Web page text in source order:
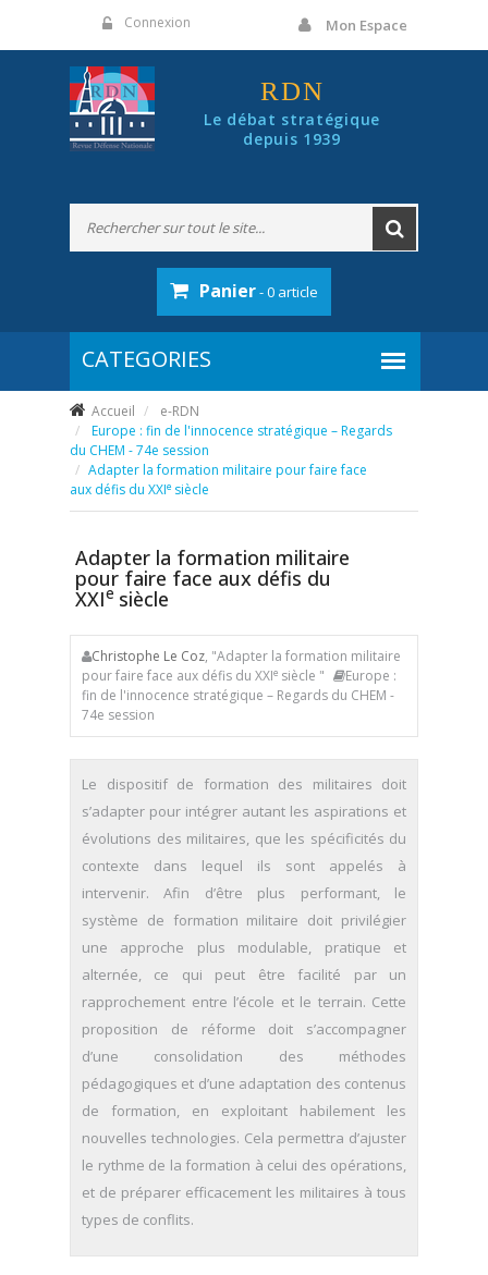
Connexion Mon Espace
RDN
Le débat stratégique
depuis 1939
Panier- 0 article
Accueil
e-RDN
Europe : fin de l'innocence stratégique – Regards
du CHEM - 74e session
Adapter la formation militaire pour faire face
aux défis du XXIe siècle
Adapter la formation militaire
pour faire face aux défis du
XXIe siècle
Christophe Le Coz, "Adapter la formation militaire
pour faire face aux défis du XXIe siècle "
Europe :
fin de l'innocence stratégique – Regards du CHEM -
74e session
Le dispositif de formation des militaires doit
s’adapter pour intégrer autant les aspirations et
évolutions des militaires, que les spécificités du
contexte dans lequel ils sont appelés à
intervenir. Afin d’être plus performant, le
système de formation militaire doit privilégier
une approche plus modulable, pratique et
alternée, ce qui peut être facilité par un
rapprochement entre l’école et le terrain. Cette
proposition de réforme doit s’accompagner
d’une consolidation des méthodes
pédagogiques et d’une adaptation des contenus
de formation, en exploitant habilement les
nouvelles technologies. Cela permettra d’ajuster
le rythme de la formation à celui des opérations,
et de préparer efficacement les militaires à tous
types de conflits.